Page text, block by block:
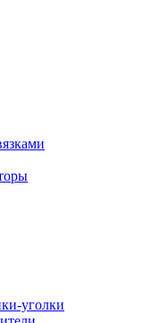
уголки